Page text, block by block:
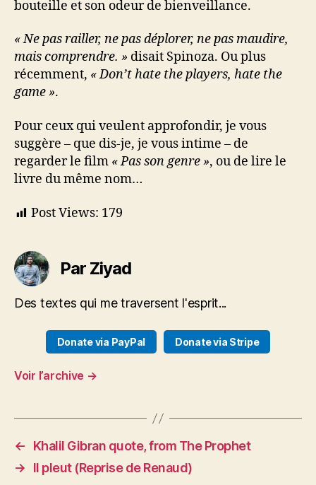
bouteille et son odeur de bienveillance.
« Ne pas railler, ne pas déplorer, ne pas maudire,
mais comprendre. » disait Spinoza. Ou plus
récemment, « Don’t hate the players, hate the
game ».
Pour ceux qui veulent approfondir, je vous
suggère – que dis-je, je vous intime – de
regarder le film « Pas son genre », ou de lire le
livre du même nom…
Post Views: 179
Par Ziyad
Des textes qui me traversent l'esprit...
Donate via PayPal Donate via Stripe
Voir l’archive →
←
Khalil Gibran quote, from The Prophet
→
Il pleut (Reprise de Renaud)